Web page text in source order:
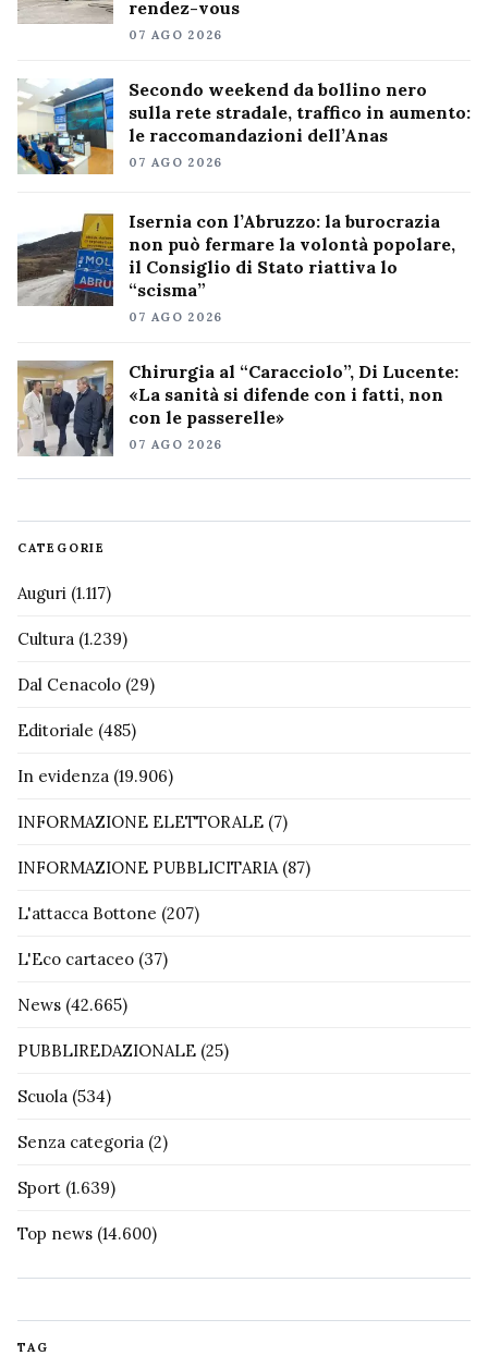
rendez-vous
07 AGO 2026
Secondo weekend da bollino nero
sulla rete stradale, traffico in aumento:
le raccomandazioni dell’Anas
07 AGO 2026
Isernia con l’Abruzzo: la burocrazia
non può fermare la volontà popolare,
il Consiglio di Stato riattiva lo
“scisma”
07 AGO 2026
Chirurgia al “Caracciolo”, Di Lucente:
«La sanità si difende con i fatti, non
con le passerelle»
07 AGO 2026
CATEGORIE
Auguri (1.117)
Cultura (1.239)
Dal Cenacolo (29)
Editoriale (485)
In evidenza (19.906)
INFORMAZIONE ELETTORALE (7)
INFORMAZIONE PUBBLICITARIA(87)
L'attacca Bottone (207)
L'Eco cartaceo (37)
News (42.665)
PUBBLIREDAZIONALE (25)
Scuola (534)
Senza categoria (2)
Sport (1.639)
Top news (14.600)
TAG